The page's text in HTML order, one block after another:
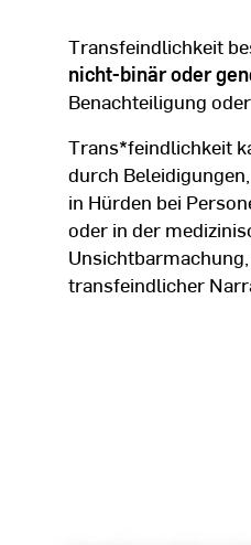
Transfeindlichkeit
nicht-binär oder
Benachteiligung
Trans*feindlichkeit
durch
in Hürden bei
oder in der
transfeindlicher